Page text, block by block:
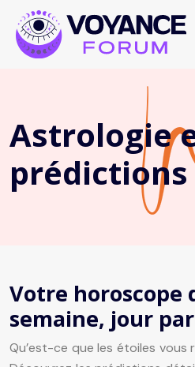
Astrologie
prédictions
Votre horoscope
semaine, jour
Qu’est-ce que les étoiles